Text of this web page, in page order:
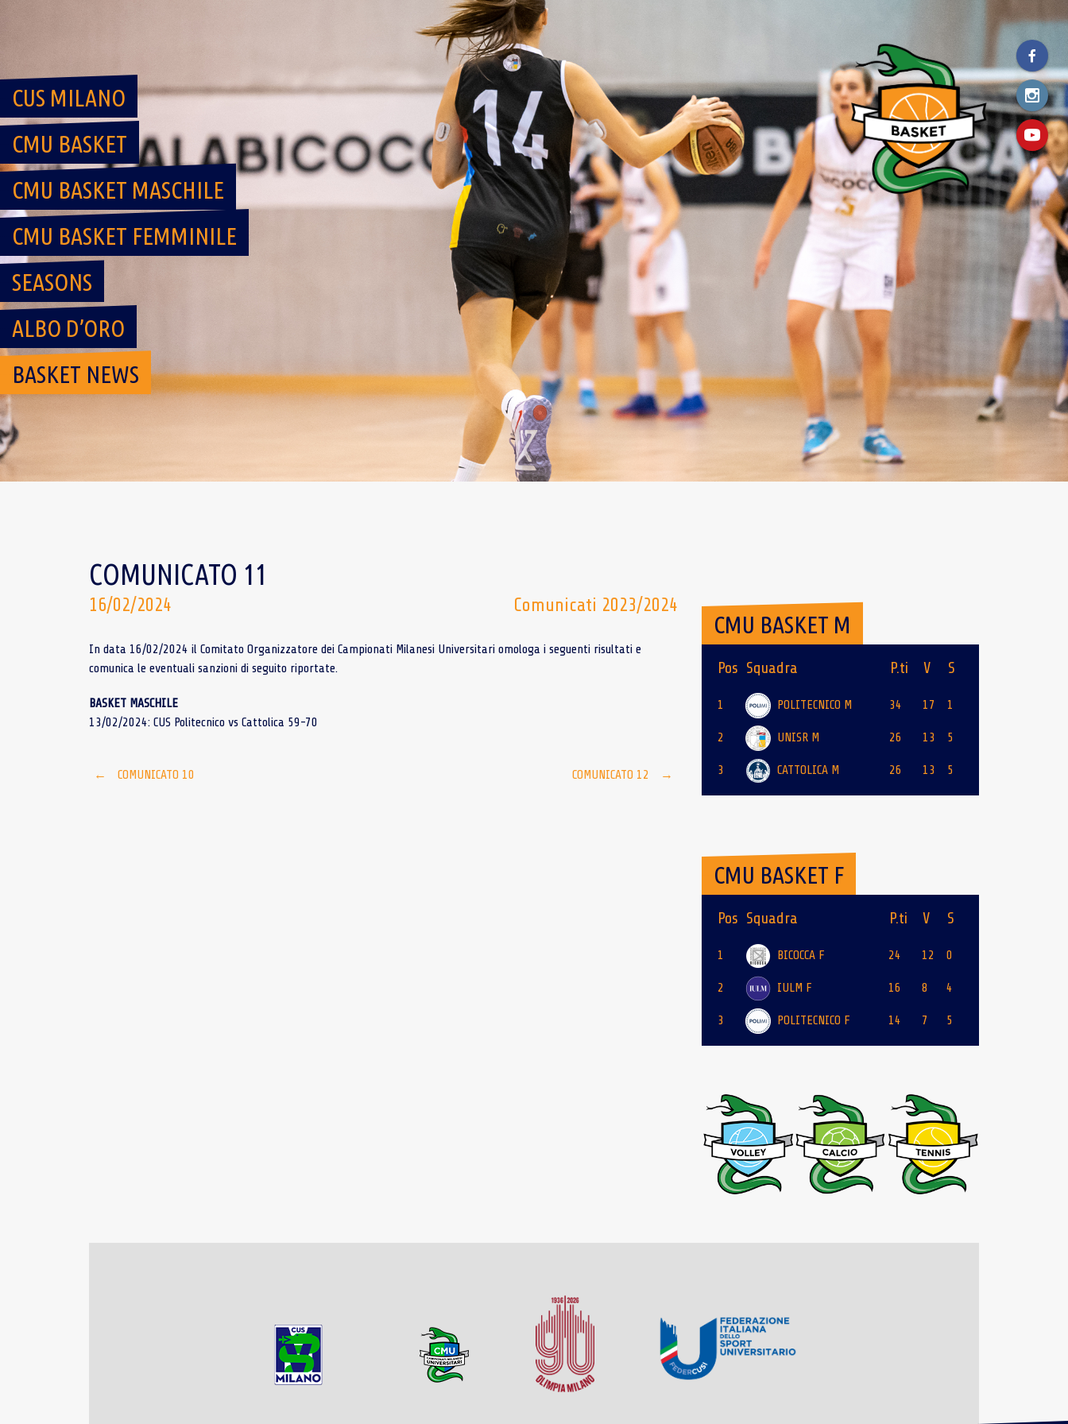
CUS MILANO
CMU BASKET
CMU BASKET MASCHILE
CMU BASKET FEMMINILE
SEASONS
ALBO D’ORO
BASKET NEWS
COMUNICATO 11
Comunicati 2023/2024
16/02/2024
In data 16/02/2024 il Comitato Organizzatore dei Campionati Milanesi Universitari omologa i seguenti risultati e
comunica le eventuali sanzioni di seguito riportate.
BASKET MASCHILE
13/02/2024: CUS Politecnico vs Cattolica 59-70
Post
← COMUNICATO 10 COMUNICATO 12 →
CMU BASKET M
Pos Squadra P.ti V S
1 POLITECNICO M 34 17 1
2 UNISR M 26 13 5
3 CATTOLICA M 26 13 5
CMU BASKET F
Pos Squadra P.ti V S
1 BICOCCA F 24 12 0
2 IULM F 16 8 4
3 POLITECNICO F 14 7 5